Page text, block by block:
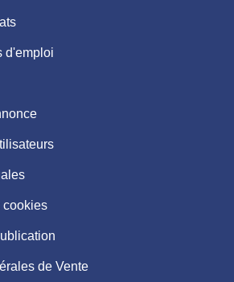
d'emploi
cookies
de Vente